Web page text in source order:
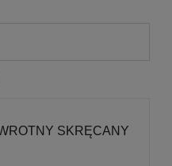
SKRĘCANY